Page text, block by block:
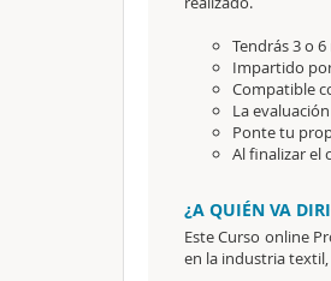
Tendrás 3 o
Impartido
Compatible
La
Ponte tu
Al finalizar el
¿A QUIÉN VA
Este Curso online
en la industria